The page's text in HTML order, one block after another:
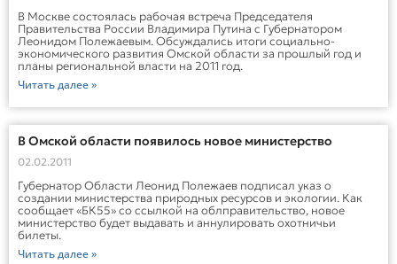
В Москве состоялась рабочая встреча Председателя
Правительства России Владимира Путина с Губернатором
Леонидом Полежаевым. Обсуждались итоги социально-
экономического развития Омской области за прошлый год и
планы региональной власти на 2011 год.
Читать далее »
В Омской области появилось новое министерство
02.02.2011
Губернатор Области Леонид Полежаев подписал указ о
создании министерства природных ресурсов и экологии. Как
сообщает «БК55» со ссылкой на облправительство, новое
министерство будет выдавать и аннулировать охотничьи
билеты.
Читать далее »